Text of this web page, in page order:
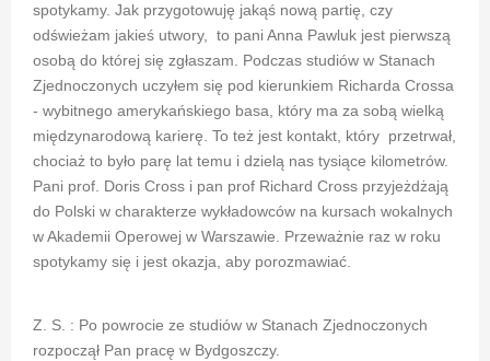
spotykamy. Jak przygotowuję jakąś nową partię, czy
odświeżam jakieś utwory, to pani Anna Pawluk jest pierwszą
osobą do której się zgłaszam. Podczas studiów w Stanach
Zjednoczonych uczyłem się pod kierunkiem Richarda Crossa
- wybitnego amerykańskiego basa, który ma za sobą wielką
międzynarodową karierę. To też jest kontakt, który przetrwał,
chociaż to było parę lat temu i dzielą nas tysiące kilometrów.
Pani prof. Doris Cross i pan prof Richard Cross przyjeżdżają
do Polski w charakterze wykładowców na kursach wokalnych
w Akademii Operowej w Warszawie. Przeważnie raz w roku
spotykamy się i jest okazja, aby porozmawiać.
Z. S. : Po powrocie ze studiów w Stanach Zjednoczonych
rozpoczął Pan pracę w Bydgoszczy.